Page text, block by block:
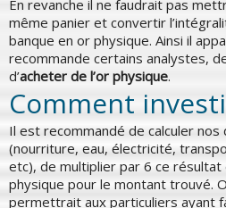
En revanche il ne faudrait pas
même panier et convertir
banque en or physique. Ainsi il
recommande certains analystes,
d’acheter de l’or physique.
Comment
Il est recommandé de calculer
(nourriture, eau, électricité,
etc), de multiplier par 6 ce résultat
physique pour le montant trouvé.
permettrait aux particuliers ayant